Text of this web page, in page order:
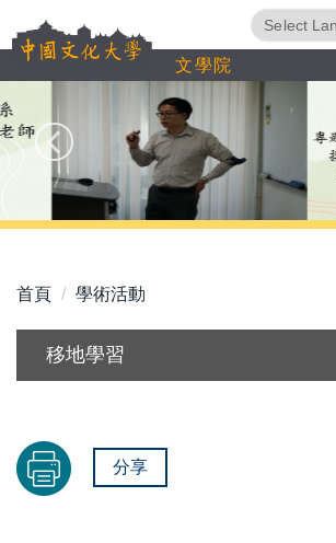
到
內
容
文學院
首頁 學術活動
移地學習
分享